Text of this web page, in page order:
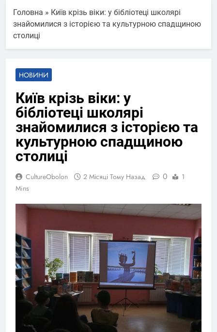
Головна » Київ крізь віки: у бібліотеці школярі
знайомилися з історією та культурною спадщиною
столиці
НОВИНИ
Київ крізь віки: у
бібліотеці школярі
знайомилися з історією та
культурною спадщиною
столиці
CultureObolon 2 Місяці Тому Назад 0
1
Mins